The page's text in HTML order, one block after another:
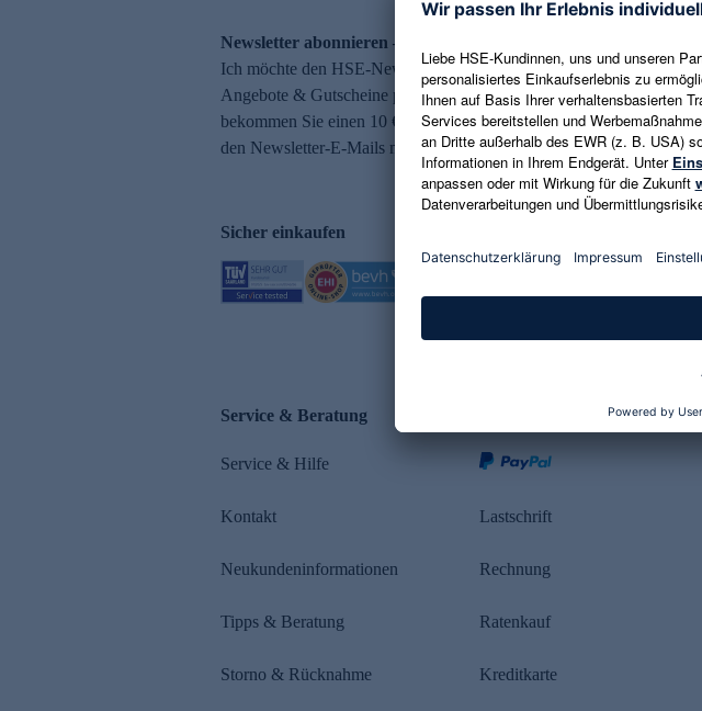
Newsletter abonnieren – 10 € Gutschein erhalten
Ich möchte den HSE-Newsletter abonnieren und aktuelle Trends,
Angebote & Gutscheine per E-Mail erhalten. Als Dankeschön
bekommen Sie einen 10 € Gutschein. Eine Abmeldung ist jederzeit in
den Newsletter-E-Mails möglich.
Sicher einkaufen
Service & Beratung
Service & Hilfe
Kontakt
Neukundeninformationen
Tipps & Beratung
Storno & Rücknahme
Lastschrift
Rechnung
Ratenkauf
Kreditkarte